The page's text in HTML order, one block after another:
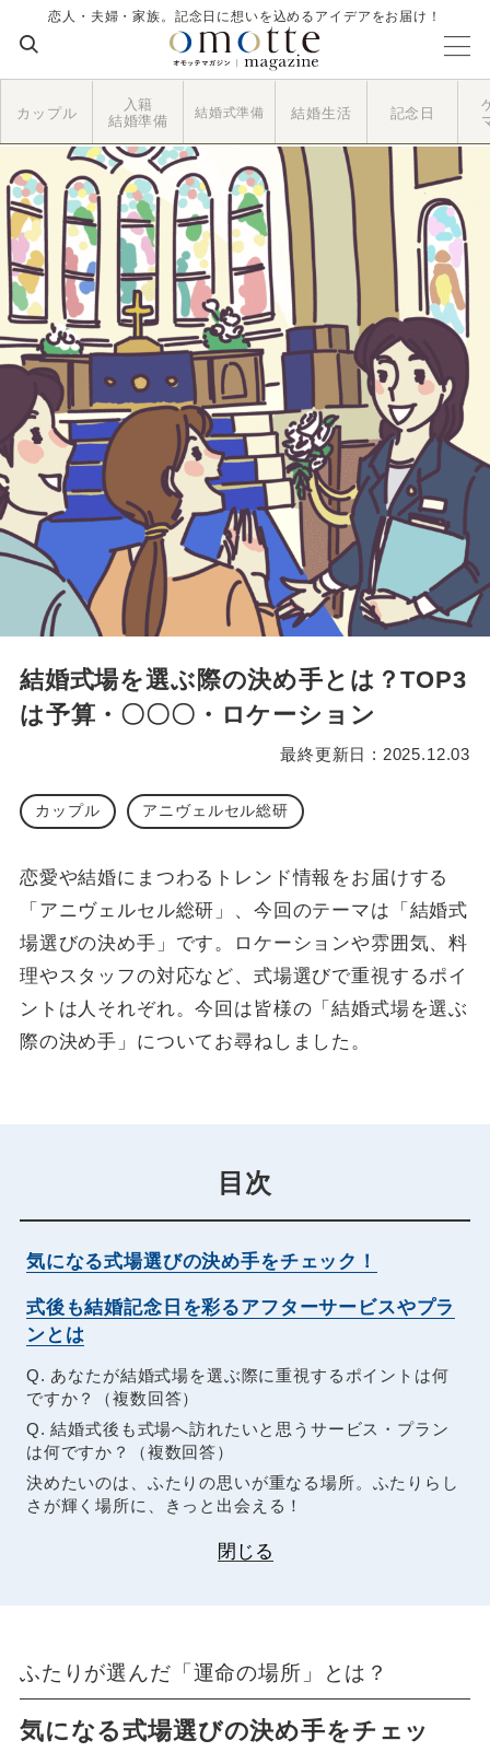
恋人・夫婦・家族。記念日に想いを込めるアイデアをお届け！
カップル
入籍
結婚準備
結婚式準備 結婚生活 記念日
結婚式場を選ぶ際の決め手とは？TOP3
は予算・〇〇〇・ロケーション
最終更新日 : 2025.12.03
カップル アニヴェルセル総研
恋愛や結婚にまつわるトレンド情報をお届けする
「アニヴェルセル総研」、今回のテーマは「結婚式
場選びの決め手」です。ロケーションや雰囲気、料
理やスタッフの対応など、式場選びで重視するポイ
ントは人それぞれ。今回は皆様の「結婚式場を選ぶ
際の決め手」についてお尋ねしました。
目次
気になる式場選びの決め手をチェック！
式後も結婚記念日を彩るアフターサービスやプラ
ンとは
Q. あなたが結婚式場を選ぶ際に重視するポイントは何
ですか？（複数回答）
Q. 結婚式後も式場へ訪れたいと思うサービス・プラン
は何ですか？（複数回答）
決めたいのは、ふたりの思いが重なる場所。ふたりらし
さが輝く場所に、きっと出会える！
閉じる
ふたりが選んだ「運命の場所」とは？
気になる式場選びの決め手をチェッ